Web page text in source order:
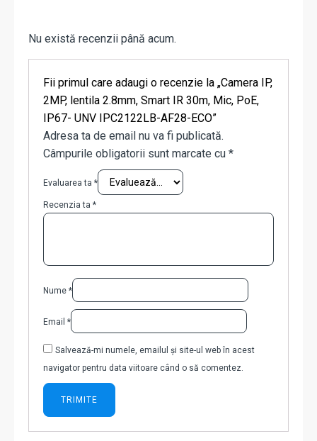
Nu există recenzii până acum.
Fii primul care adaugi o recenzie la „Camera IP,
2MP, lentila 2.8mm, Smart IR 30m, Mic, PoE,
IP67- UNV IPC2122LB-AF28-ECO”
Adresa ta de email nu va fi publicată.
Câmpurile obligatorii sunt marcate cu *
Evaluarea ta *
Recenzia ta *
Nume *
Email *
Salvează-mi numele, emailul și site-ul web în acest
navigator pentru data viitoare când o să comentez.